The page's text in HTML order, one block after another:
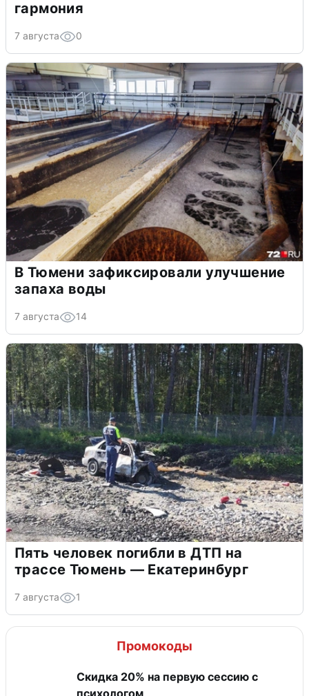
гармония
7 августа 0
В Тюмени зафиксировали улучшение
запаха воды
7 августа 14
Пять человек погибли в ДТП на
трассе Тюмень — Екатеринбург
7 августа 1
Промокоды
Скидка 20% на первую сессию с
психологом